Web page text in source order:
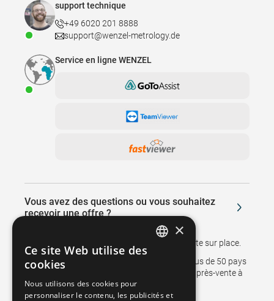
support technique
+49 6020 201 8888
support@wenzel-metrology.de
Service en ligne WENZEL
Vous avez des questions ou vous souhaitez
recevoir une offre ?
Nous vous rappellerons ou vous rendrons visite sur place.
Des succursales et des représentants dans plus de 50 pays
soutiennent les ventes et assurent le service après-vente à
nos clients.
SPANISH
×
Ce site Web utilise des
cookies
Nous utilisons des cookies pour
personnaliser le contenu, les publicités et